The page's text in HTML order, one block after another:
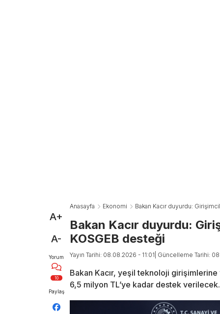
A+
A-
Yorum
10
Paylaş
Anasayfa Ekonomi Bakan Kacır duyurdu:
Bakan Kacır duyurdu:
KOSGEB desteği
Yayın Tarihi: 08.08.2026 - 11:01 | Güncelleme Tarihi:
Bakan Kacır, yeşil teknoloji
6,5 milyon TL’ye kadar destek verilecek.